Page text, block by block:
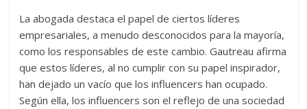
La abogada destaca el papel de ciertos líderes
empresariales, a menudo desconocidos para la mayoría,
como los responsables de este cambio. Gautreau afirma
que estos líderes, al no cumplir con su papel inspirador,
han dejado un vacío que los influencers han ocupado.
Según ella, los influencers son el reflejo de una sociedad